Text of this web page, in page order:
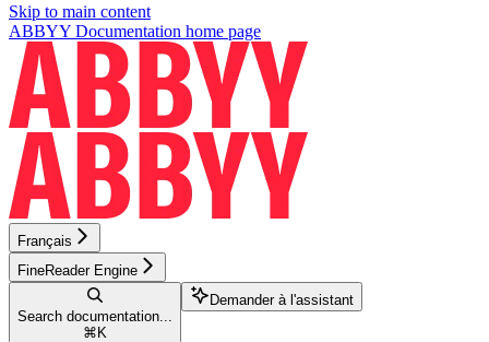
Skip to main content
ABBYY Documentation home page
Français
FineReader Engine
Search documentation...
⌘ K
Demander à l'assistant